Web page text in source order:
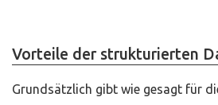
Vorteile der strukturierten
Grundsätzlich gibt wie gesagt für